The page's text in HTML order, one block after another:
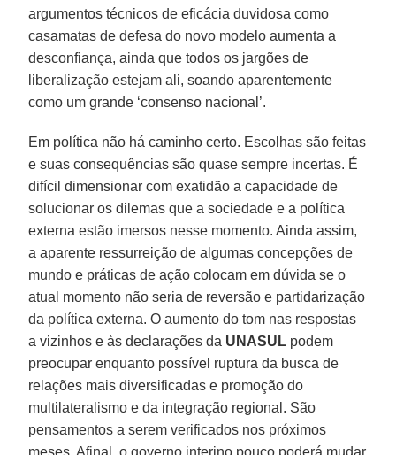
argumentos técnicos de eficácia duvidosa como
casamatas de defesa do novo modelo aumenta a
desconfiança, ainda que todos os jargões de
liberalização estejam ali, soando aparentemente
como um grande ‘consenso nacional’.
Em política não há caminho certo. Escolhas são feitas
e suas consequências são quase sempre incertas. É
difícil dimensionar com exatidão a capacidade de
solucionar os dilemas que a sociedade e a política
externa estão imersos nesse momento. Ainda assim,
a aparente ressurreição de algumas concepções de
mundo e práticas de ação colocam em dúvida se o
atual momento não seria de reversão e partidarização
da política externa. O aumento do tom nas respostas
a vizinhos e às declarações da UNASUL podem
preocupar enquanto possível ruptura da busca de
relações mais diversificadas e promoção do
multilateralismo e da integração regional. São
pensamentos a serem verificados nos próximos
meses. Afinal, o governo interino pouco poderá mudar